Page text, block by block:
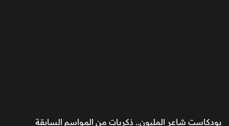
بودكاست شاعر المليون.. ذكريات من المواسم السابقة